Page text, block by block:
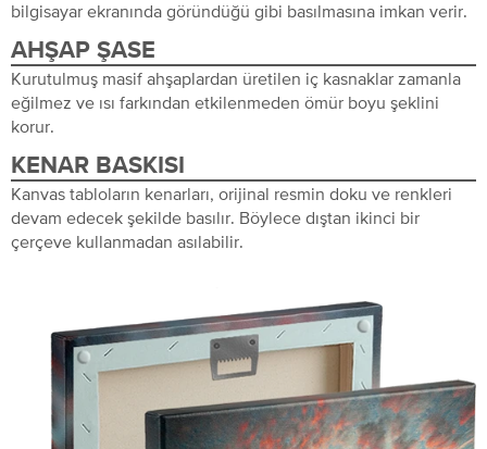
bilgisayar ekranında göründüğü gibi basılmasına imkan verir.
AHŞAP ŞASE
Kurutulmuş masif ahşaplardan üretilen iç kasnaklar zamanla
eğilmez ve ısı farkından etkilenmeden ömür boyu şeklini
korur.
KENAR BASKISI
Kanvas tabloların kenarları, orijinal resmin doku ve renkleri
devam edecek şekilde basılır. Böylece dıştan ikinci bir
çerçeve kullanmadan asılabilir.